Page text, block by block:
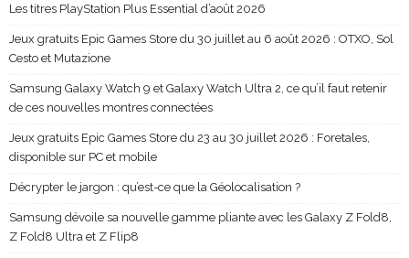
Les titres PlayStation Plus Essential d’août 2026
Jeux gratuits Epic Games Store du 30 juillet au 6 août 2026 : OTXO, Sol
Cesto et Mutazione
Samsung Galaxy Watch 9 et Galaxy Watch Ultra 2, ce qu’il faut retenir
de ces nouvelles montres connectées
Jeux gratuits Epic Games Store du 23 au 30 juillet 2026 : Foretales,
disponible sur PC et mobile
Décrypter le jargon : qu’est-ce que la Géolocalisation ?
Samsung dévoile sa nouvelle gamme pliante avec les Galaxy Z Fold8,
Z Fold8 Ultra et Z Flip8